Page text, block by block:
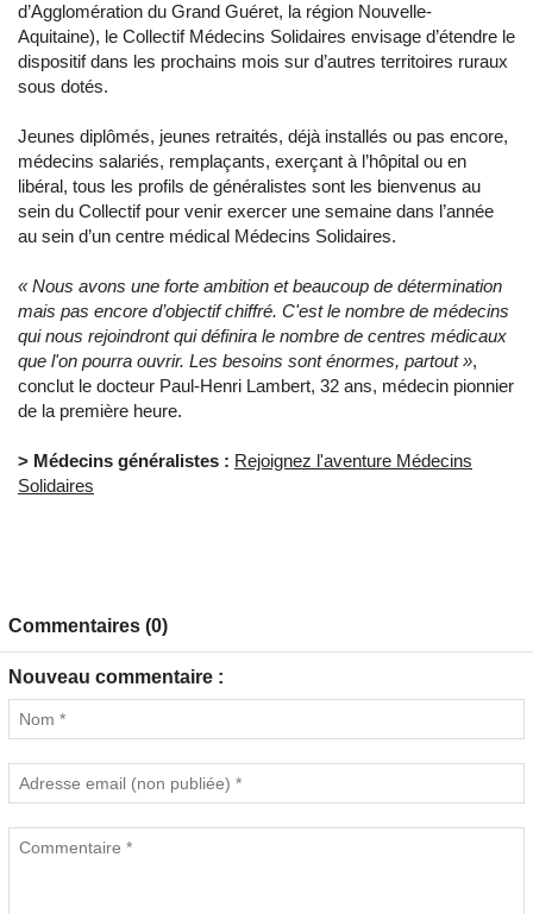
d’Agglomération du Grand Guéret, la région Nouvelle-
Aquitaine), le Collectif Médecins Solidaires envisage d’étendre le
dispositif dans les prochains mois sur d’autres territoires ruraux
sous dotés.
Jeunes diplômés, jeunes retraités, déjà installés ou pas encore,
médecins salariés, remplaçants, exerçant à l’hôpital ou en
libéral, tous les profils de généralistes sont les bienvenus au
sein du Collectif pour venir exercer une semaine dans l’année
au sein d’un centre médical Médecins Solidaires.
« Nous avons une forte ambition et beaucoup de détermination
mais pas encore d’objectif chiffré. C'est le nombre de médecins
qui nous rejoindront qui définira le nombre de centres médicaux
que l'on pourra ouvrir. Les besoins sont énormes, partout »,
conclut le docteur Paul-Henri Lambert, 32 ans, médecin pionnier
de la première heure.
> Médecins généralistes : Rejoignez l'aventure Médecins
Solidaires
Commentaires (0)
Nouveau commentaire :